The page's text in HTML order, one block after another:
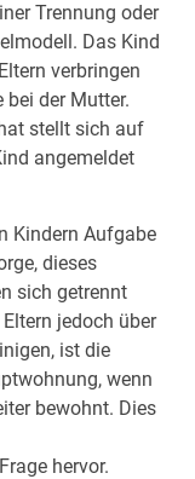
Trennung oder
Das Kind
verbringen
bei der Mutter.
stellt sich auf
angemeldet
Kindern Aufgabe
dieses
sich getrennt
jedoch über
ist die
wenn
bewohnt. Dies
hervor.